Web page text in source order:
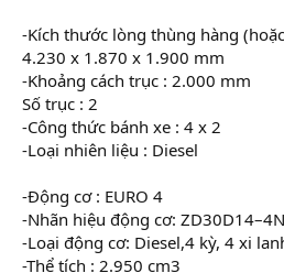
-Kích thước lòng thùng hàng
4.230 x 1.870 x 1.900 mm
-Khoảng cách trục : 2.000 mm
Số trục : 2
-Công thức bánh xe : 4 x 2
-Loại nhiên liệu : Diesel
-Động cơ : EURO 4
-Nhãn hiệu động cơ: ZD30D14–4N
-Loại động cơ: Diesel,4 kỳ, 4 xi
-Thể tích : 2.950 cm3